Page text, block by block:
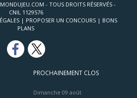
- TOUS DROITS RÉSERVÉS -
CNIL 1129576
| PROPOSER UN CONCOURS | BONS
PLANS
PROCHAINEMENT CLOS
Dimanche 09 août